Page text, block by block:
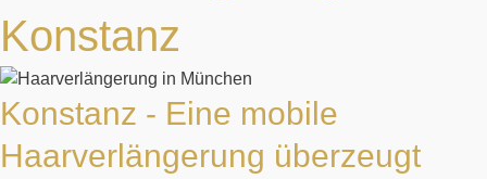
Konstanz
Konstanz - Eine mobile
Haarverlängerung überzeugt